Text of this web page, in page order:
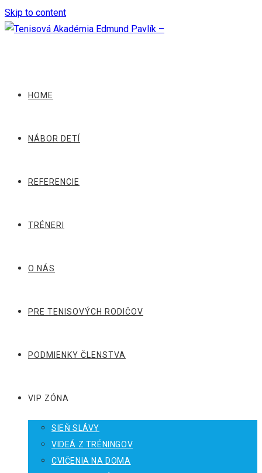
Skip to content
HOME
NÁBOR DETÍ
REFERENCIE
TRÉNERI
O NÁS
PRE TENISOVÝCH RODIČOV
PODMIENKY ČLENSTVA
VIP ZÓNA
SIEŇ SLÁVY
VIDEÁ Z TRÉNINGOV
CVIČENIA NA DOMA